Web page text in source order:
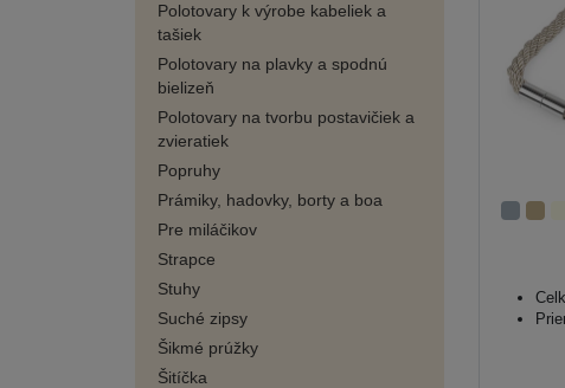
Polotovary k výrobe kabeliek a
tašiek
Polotovary na plavky a spodnú
bielizeň
Polotovary na tvorbu postavičiek a
zvieratiek
Popruhy
Prámiky, hadovky, borty a boa
Pre miláčikov
Strapce
Stuhy
Suché zipsy
Šikmé prúžky
Šitíčka